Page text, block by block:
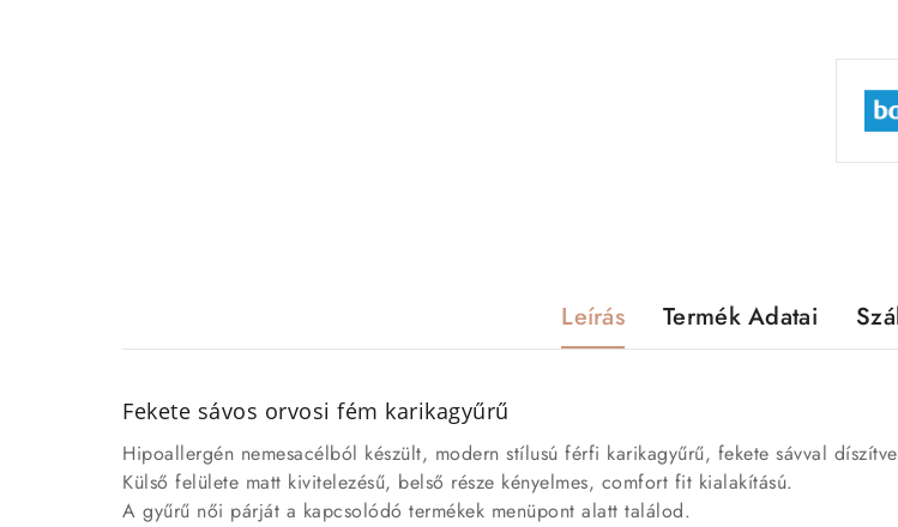
Leírás Termék Adatai
Fekete sávos orvosi fém karikagyűrű
Hipoallergén nemesacélból készült, modern stílusú férfi karikagyűrű, fekete sávval
Külső felülete matt kivitelezésű, belső része kényelmes, comfort fit kialakítású.
A gyűrű női párját a kapcsolódó termékek menüpont alatt találod.